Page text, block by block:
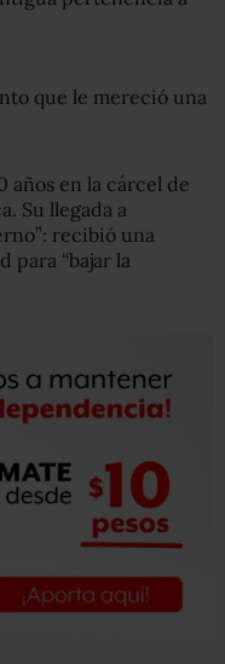
que le mereció una
años en la cárcel de
Su llegada a
recibió una
para “bajar la